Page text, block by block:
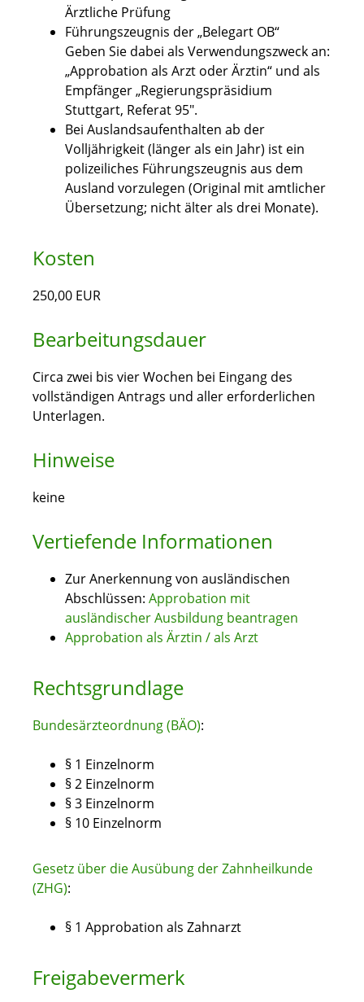
Ärztliche Prüfung
Führungszeugnis der „Belegart OB“
Geben Sie dabei als Verwendungszweck an:
„Approbation als Arzt oder Ärztin“ und als
Empfänger „Regierungspräsidium
Stuttgart, Referat 95".
Bei Auslandsaufenthalten ab der
Volljährigkeit (länger als ein Jahr) ist ein
polizeiliches Führungszeugnis aus dem
Ausland vorzulegen (Original mit amtlicher
Übersetzung; nicht älter als drei Monate).
Kosten
250,00 EUR
Bearbeitungsdauer
Circa zwei bis vier Wochen bei Eingang des
vollständigen Antrags und aller erforderlichen
Unterlagen.
Hinweise
keine
Vertiefende Informationen
Zur Anerkennung von ausländischen
Abschlüssen: Approbation mit
ausländischer Ausbildung beantragen
Approbation als Ärztin / als Arzt
Rechtsgrundlage
Bundesärzteordnung (BÄO):
§ 1 Einzelnorm
§ 2 Einzelnorm
§ 3 Einzelnorm
§ 10 Einzelnorm
Gesetz über die Ausübung der Zahnheilkunde
(ZHG):
§ 1 Approbation als Zahnarzt
Freigabevermerk